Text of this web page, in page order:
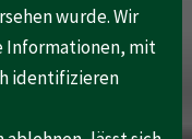
wurde. Wir
Informationen, mit
identifizieren